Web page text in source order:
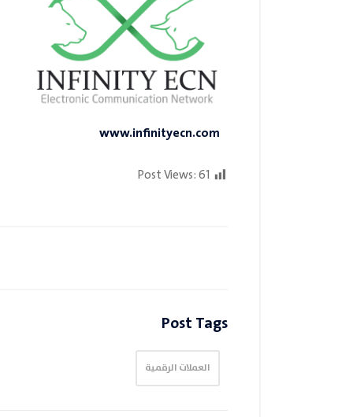
www.infinityecn.com
Post Views:61
Post Tags
العملات الرقمية